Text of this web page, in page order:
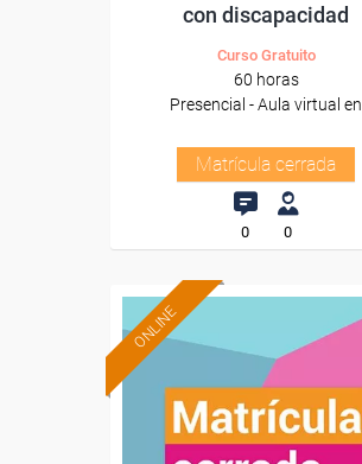
con discapacidad
Curso Gratuito
60 horas
Presencial - Aula virtual en
Matrícula cerrada
0 0
ONLINE